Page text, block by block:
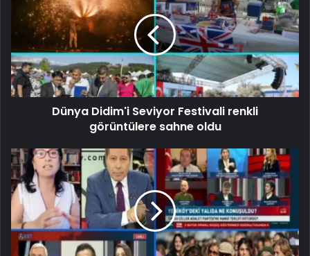
Dünya Didim'i Seviyor Festivali renkli
görüntülere sahne oldu